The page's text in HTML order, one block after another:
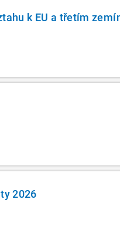
k EU a třetím
2026